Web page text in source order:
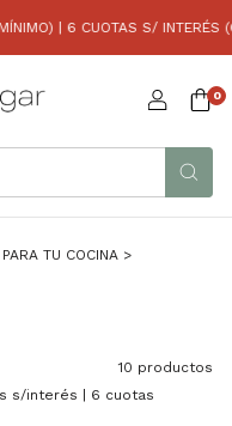
| 6 CUOTAS S/ INTERÉS
0
PARA TU COCINA >
10 productos
s/interés | 6 cuotas